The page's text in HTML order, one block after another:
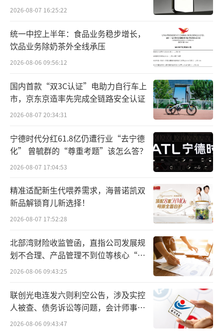
谈网暴：“网络上的污名化洗不干净，随
它去吧”
谈到网络风波，钟睒睒觉得不委屈，“在
这次网络风波中让我重新思考，我认为首富是
有责任的，因为社会的要求不一样了，做很多
东西、利他的事情、做好事如果是为了让他人
知道，这是虚伪。”
钟睒睒称，到了首富之后，对他的批评是
首先来自24000瓶水，当时在汶川地震的过程当
中，农夫山泉把水运到了成都，如果第一时间
要把水送到救灾现场必须要有授权，因此农夫
山泉设定了制度，只要有公共危机，就把送水
的权利下发给每一个大区，进而给每一个经销
商放1000箱权利，但是还是被拉出来说制度有
2026-08-07 16:25:22
统一中控上半年：食品业务稳步增长，
饮品业务除奶茶外全线承压
2026-08-06 09:56:12
国内首款“双3C认证”电助力自行车上
市，京东京造率先完成全链路安全认证
2026-08-07 20:34:31
宁德时代分红61.8亿仍遭行业“去宁德
化” 曾毓群的“尊重考题”该怎么答？
2026-08-07 17:04:53
精准适配新生代喂养需求，海普诺凯双
新品解锁育儿新选择！
2026-08-07 17:52:28
北部湾财险收监管函，直指公司发展规
划不合理、产品管理不到位等核心“痛
点”
2026-08-06 09:43:25
联创光电连发六则利空公告，涉及实控
人被查、债务诉讼等问题，会计师事务
所曾出具“保留意见”
2026-08-06 09:43:47